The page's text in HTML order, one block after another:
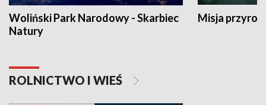
Woliński Park Narodowy - Skarbiec
Natury
Misja
ROLNICTWO I WIEŚ